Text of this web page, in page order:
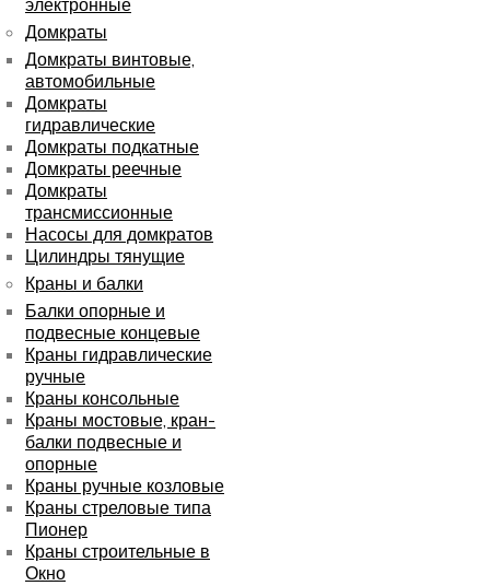
электронные
Домкраты
Домкраты винтовые,
автомобильные
Домкраты
гидравлические
Домкраты подкатные
Домкраты реечные
Домкраты
трансмиссионные
Насосы для домкратов
Цилиндры тянущие
Краны и балки
Балки опорные и
подвесные концевые
Краны гидравлические
ручные
Краны консольные
Краны мостовые, кран-
балки подвесные и
опорные
Краны ручные козловые
Краны стреловые типа
Пионер
Краны строительные в
Окно